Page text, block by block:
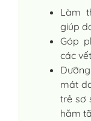
Làm
giúp
Góp
các
mát
trẻ sơ
hăm